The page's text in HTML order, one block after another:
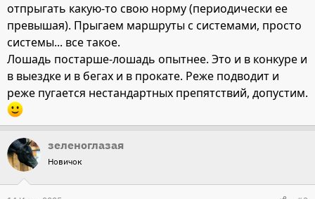
отпрыгать какую-то свою норму (периодически ее
превышая). Прыгаем маршруты с системами, просто
системы... все такое.
Лошадь постарше-лошадь опытнее. Это и в конкуре и
в выездке и в бегах и в прокате. Реже подводит и
реже пугается нестандартных препятствий, допустим.
зеленоглазая
Новичок